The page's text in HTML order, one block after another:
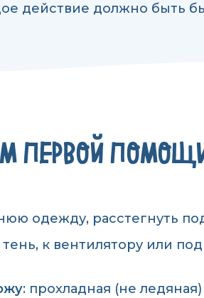
действие должно быть
ПЕРВОЙ
одежду, расстегнуть
тень, к вентилятору или
: прохладная (не